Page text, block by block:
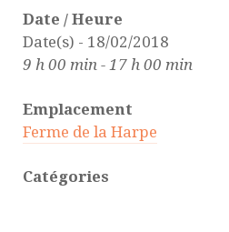
Date / Heure
Date(s) - 18/02/2018
9 h 00 min - 17 h 00 min
Emplacement
Ferme de la Harpe
Catégories